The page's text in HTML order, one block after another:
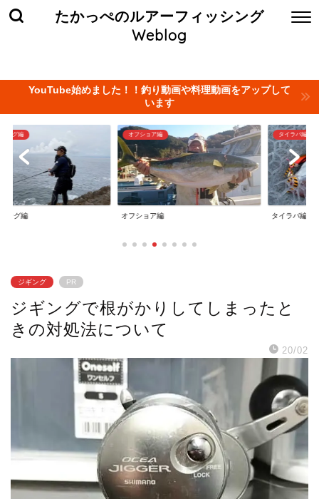
たかっぺのルアーフィッシング
Weblog
YouTube始めました！！釣り動画や料理動画をアップして
います
オフショア編
オフショア編
タイラバ編
タイラバ編
ジギング PR
ジギングで根がかりしてしまったと
きの対処法について
20/02